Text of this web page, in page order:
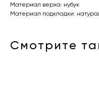
Материал верха: нубук
Материал подкладки:
Смотрите